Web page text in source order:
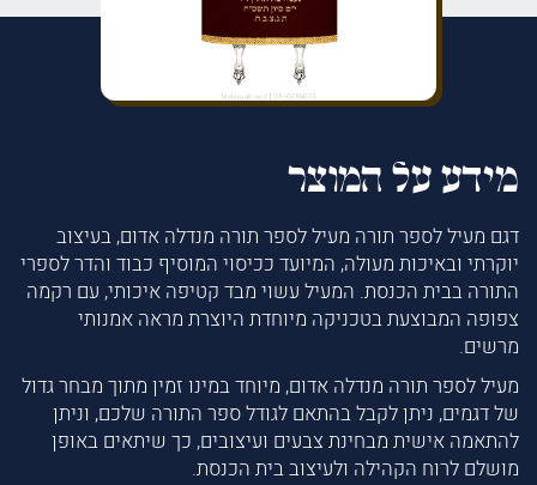
מידע על המוצר
דגם מעיל לספר תורה מעיל לספר תורה מנדלה אדום, בעיצוב
יוקרתי ובאיכות מעולה, המיועד ככיסוי המוסיף כבוד והדר לספרי
התורה בבית הכנסת. המעיל עשוי מבד קטיפה איכותי, עם רקמה
צפופה המבוצעת בטכניקה מיוחדת היוצרת מראה אמנותי
מרשים.
מעיל לספר תורה מנדלה אדום, מיוחד במינו זמין מתוך מבחר גדול
של דגמים, ניתן לקבל בהתאם לגודל ספר התורה שלכם, וניתן
להתאמה אישית מבחינת צבעים ועיצובים, כך שיתאים באופן
מושלם לרוח הקהילה ולעיצוב בית הכנסת.